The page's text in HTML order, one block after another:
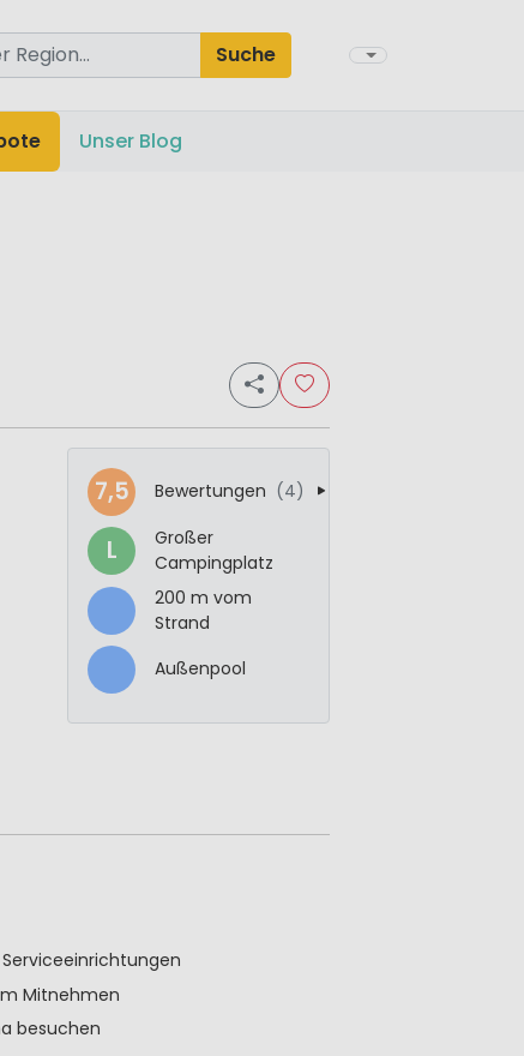
Suche
Unser Blog
7,5 Bewertungen (4)
L
Großer
Campingplatz
200 m vom
Strand
Außenpool
Mitnehmen
besuchen